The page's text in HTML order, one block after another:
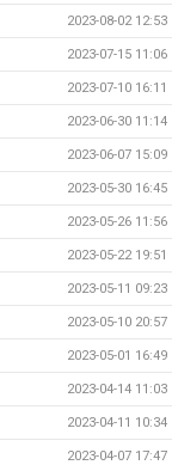
2023-08-02 12:53
2023-07-15 11:06
2023-07-10 16:11
2023-06-30 11:14
2023-06-07 15:09
2023-05-30 16:45
2023-05-26 11:56
2023-05-22 19:51
2023-05-11 09:23
2023-05-10 20:57
2023-05-01 16:49
2023-04-14 11:03
2023-04-11 10:34
2023-04-07 17:47